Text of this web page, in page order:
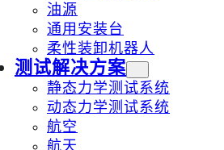
油源
通用安装台
柔性装卸机器人
测试解决方案
静态力学测试系统
动态力学测试系统
航空
航天